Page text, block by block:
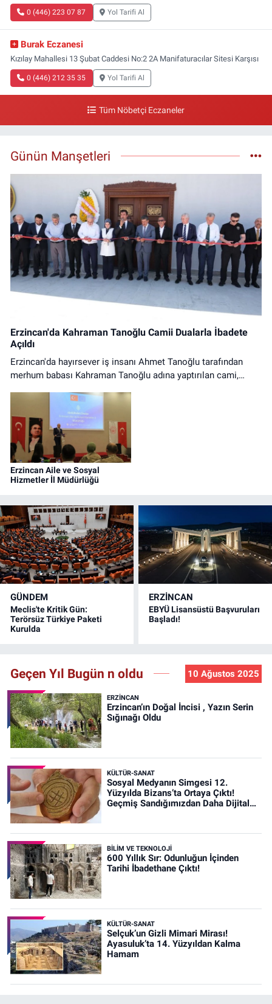
0 (446) 223 07 87 Yol Tarifi Al
Burak Eczanesi
Kızılay Mahallesi 13 Şubat Caddesi No:2 2A Manifaturacılar Sitesi Karşısı
0 (446) 212 35 35 Yol Tarifi Al
Tüm Nöbetçi Eczaneler
Günün Manşetleri
Erzincan'da Kahraman Tanoğlu Camii Dualarla İbadete
Açıldı
Erzincan'da hayırsever iş insanı Ahmet Tanoğlu tarafından
merhum babası Kahraman Tanoğlu adına yaptırılan cami,
Erzincan Aile ve Sosyal
Hizmetler İl Müdürlüğü
GÜNDEM
Meclis'te Kritik Gün:
Terörsüz Türkiye Paketi
Kurulda
ERZINCAN
EBYÜ Lisansüstü Başvuruları
Başladı!
Geçen Yıl Bugün n oldu 10 Ağustos 2025
ERZINCAN
Erzincan’ın Doğal İncisi , Yazın Serin
Sığınağı Oldu
KÜLTÜR-SANAT
Sosyal Medyanın Simgesi 12.
Yüzyılda Bizans’ta Ortaya Çıktı!
Geçmiş Sandığımızdan Daha Dijital
BİLİM VE TEKNOLOJİ
600 Yıllık Sır: Odunluğun İçinden
Tarihi İbadethane Çıktı!
KÜLTÜR-SANAT
Selçuk’un Gizli Mimari Mirası!
Ayasuluk’ta 14. Yüzyıldan Kalma
Hamam